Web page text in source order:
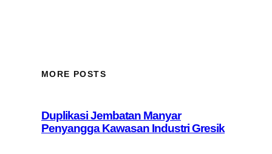
MORE POSTS
Duplikasi Jembatan Manyar
Penyangga Kawasan Industri Gresik